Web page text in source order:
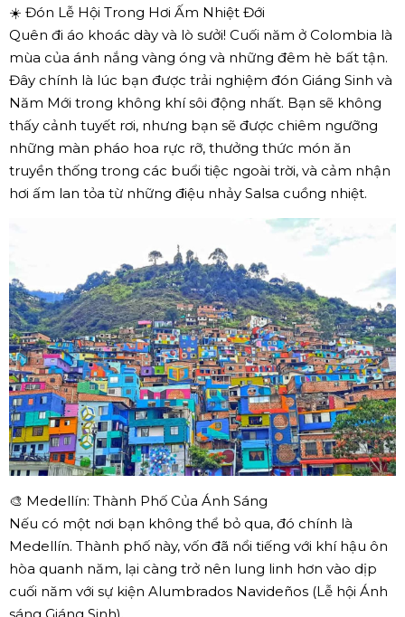
☀️ Đón Lễ Hội Trong Hơi Ấm Nhiệt Đới
Quên đi áo khoác dày và lò sưởi! Cuối năm ở Colombia là
mùa của ánh nắng vàng óng và những đêm hè bất tận.
Đây chính là lúc bạn được trải nghiệm đón Giáng Sinh và
Năm Mới trong không khí sôi động nhất. Bạn sẽ không
thấy cảnh tuyết rơi, nhưng bạn sẽ được chiêm ngưỡng
những màn pháo hoa rực rỡ, thưởng thức món ăn
truyền thống trong các buổi tiệc ngoài trời, và cảm nhận
hơi ấm lan tỏa từ những điệu nhảy Salsa cuồng nhiệt.
🎨 Medellín: Thành Phố Của Ánh Sáng
Nếu có một nơi bạn không thể bỏ qua, đó chính là
Medellín. Thành phố này, vốn đã nổi tiếng với khí hậu ôn
hòa quanh năm, lại càng trở nên lung linh hơn vào dịp
cuối năm với sự kiện Alumbrados Navideños (Lễ hội Ánh